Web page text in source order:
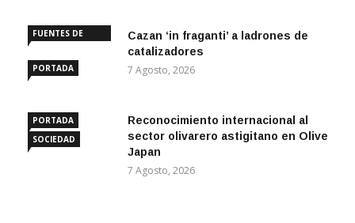
FUENTES DE
PORTADA
Cazan ‘in fraganti’ a ladrones de
catalizadores
7 Agosto, 2026
PORTADA
SOCIEDAD
Reconocimiento internacional al
sector olivarero astigitano en Olive
Japan
7 Agosto, 2026